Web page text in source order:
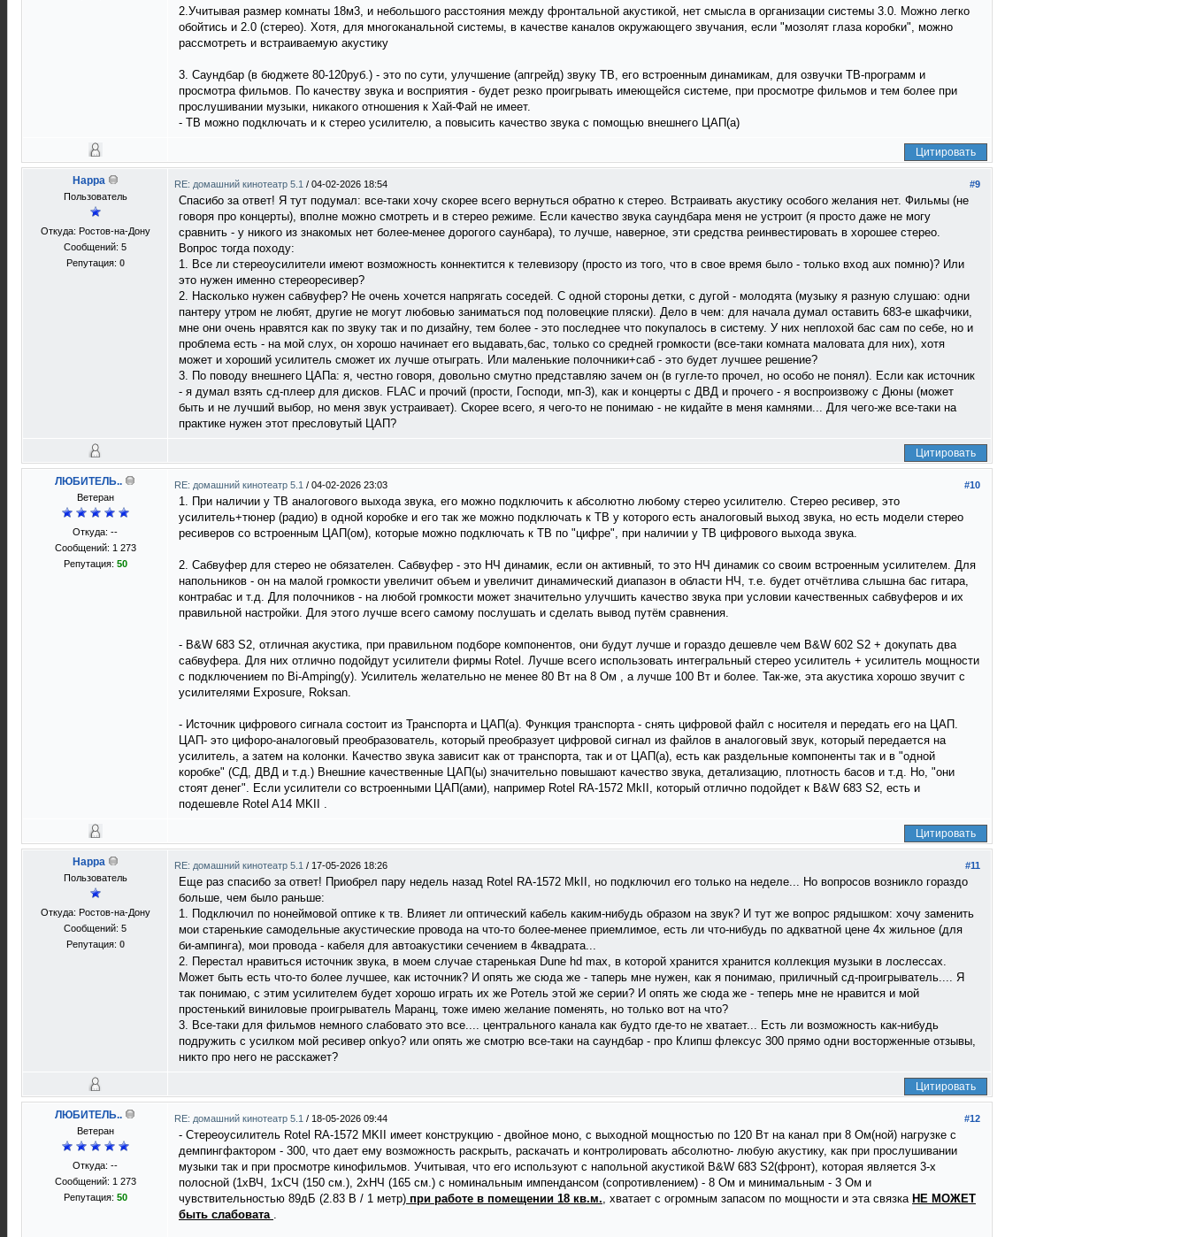
2.Учитывая размер комнаты 18м3, и небольшого расстояния между фронтальной акустикой, нет смысла в организации системы 3.0. Можно легко
обойтись и 2.0 (стерео). Хотя, для многоканальной системы, в качестве каналов окружающего звучания, если "мозолят глаза коробки", можно
рассмотреть и встраиваемую акустику
3. Саундбар (в бюджете 80-120руб.) - это по сути, улучшение (апгрейд) звуку ТВ, его встроенным динамикам, для озвучки ТВ-программ и
просмотра фильмов. По качеству звука и восприятия - будет резко проигрывать имеющейся системе, при просмотре фильмов и тем более при
прослушивании музыки, никакого отношения к Хай-Фай не имеет.
- ТВ можно подключать и к стерео усилителю, а повысить качество звука с помощью внешнего ЦАП(а)
Цитировать
Happa
Пользователь
Откуда: Ростов-на-Дону
Сообщений: 5
Репутация: 0
#9
RE: домашний кинотеатр 5.1 / 04-02-2026 18:54
Спасибо за ответ! Я тут подумал: все-таки хочу скорее всего вернуться обратно к стерео. Встраивать акустику особого желания нет. Фильмы (не
говоря про концерты), вполне можно смотреть и в стерео режиме. Если качество звука саундбара меня не устроит (я просто даже не могу
сравнить - у никого из знакомых нет более-менее дорогого саунбара), то лучше, наверное, эти средства реинвестировать в хорошее стерео.
Вопрос тогда походу:
1. Все ли стереоусилители имеют возможность коннектится к телевизору (просто из того, что в свое время было - только вход aux помню)? Или
это нужен именно стереоресивер?
2. Насколько нужен сабвуфер? Не очень хочется напрягать соседей. С одной стороны детки, с дугой - молодята (музыку я разную слушаю: одни
пантеру утром не любят, другие не могут любовью заниматься под половецкие пляски). Дело в чем: для начала думал оставить 683-е шкафчики,
мне они очень нравятся как по звуку так и по дизайну, тем более - это последнее что покупалось в систему. У них неплохой бас сам по себе, но и
проблема есть - на мой слух, он хорошо начинает его выдавать,бас, только со средней громкости (все-таки комната маловата для них), хотя
может и хороший усилитель сможет их лучше отыграть. Или маленькие полочники+саб - это будет лучшее решение?
3. По поводу внешнего ЦАПа: я, честно говоря, довольно смутно представляю зачем он (в гугле-то прочел, но особо не понял). Если как источник
- я думал взять сд-плеер для дисков. FLAC и прочий (прости, Господи, мп-3), как и концерты с ДВД и прочего - я воспроизвожу с Дюны (может
быть и не лучший выбор, но меня звук устраивает). Скорее всего, я чего-то не понимаю - не кидайте в меня камнями... Для чего-же все-таки на
практике нужен этот пресловутый ЦАП?
Цитировать
ЛЮБИТЕЛЬ..
Ветеран
Откуда: --
Сообщений: 1 273
Репутация: 50
#10
RE: домашний кинотеатр 5.1 / 04-02-2026 23:03
1. При наличии у ТВ аналогового выхода звука, его можно подключить к абсолютно любому стерео усилителю. Стерео ресивер, это
усилитель+тюнер (радио) в одной коробке и его так же можно подключать к ТВ у которого есть аналоговый выход звука, но есть модели стерео
ресиверов со встроенным ЦАП(ом), которые можно подключать к ТВ по "цифре", при наличии у ТВ цифрового выхода звука.
2. Сабвуфер для стерео не обязателен. Сабвуфер - это НЧ динамик, если он активный, то это НЧ динамик со своим встроенным усилителем. Для
напольников - он на малой громкости увеличит объем и увеличит динамический диапазон в области НЧ, т.е. будет отчётлива слышна бас гитара,
контрабас и т.д. Для полочников - на любой громкости может значительно улучшить качество звука при условии качественных сабвуферов и их
правильной настройки. Для этого лучше всего самому послушать и сделать вывод путём сравнения.
- B&W 683 S2, отличная акустика, при правильном подборе компонентов, они будут лучше и гораздо дешевле чем B&W 602 S2 + докупать два
сабвуфера. Для них отлично подойдут усилители фирмы Rotel. Лучше всего использовать интегральный стерео усилитель + усилитель мощности
с подключением по Bi-Аmping(у). Усилитель желательно не менее 80 Вт на 8 Ом , а лучше 100 Вт и более. Так-же, эта акустика хорошо звучит с
усилителями Еxposure, Roksan.
- Источник цифрового сигнала состоит из Транспорта и ЦАП(а). Функция транспорта - снять цифровой файл с носителя и передать его на ЦАП.
ЦАП- это цифоро-аналоговый преобразователь, который преобразует цифровой сигнал из файлов в аналоговый звук, который передается на
усилитель, а затем на колонки. Качество звука зависит как от транспорта, так и от ЦАП(а), есть как раздельные компоненты так и в "одной
коробке" (СД, ДВД и т.д.) Внешние качественные ЦАП(ы) значительно повышают качество звука, детализацию, плотность басов и т.д. Но, "они
стоят денег". Если усилители со встроенными ЦАП(ами), например Rotel RА-1572 MkII, который отлично подойдет к B&W 683 S2, есть и
подешевле Rotel A14 MKII .
Цитировать
Happa
Пользователь
Откуда: Ростов-на-Дону
Сообщений: 5
Репутация: 0
#11
RE: домашний кинотеатр 5.1 / 17-05-2026 18:26
Еще раз спасибо за ответ! Приобрел пару недель назад Rotel RА-1572 MkII, но подключил его только на неделе... Но вопросов возникло гораздо
больше, чем было раньше:
1. Подключил по нонеймовой оптике к тв. Влияет ли оптический кабель каким-нибудь образом на звук? И тут же вопрос рядышком: хочу заменить
мои старенькие самодельные акустические провода на что-то более-менее приемлимое, есть ли что-нибудь по адкватной цене 4х жильное (для
би-ампинга), мои провода - кабеля для автоакустики сечением в 4квадрата...
2. Перестал нравиться источник звука, в моем случае старенькая Dune hd max, в которой хранится хранится коллекция музыки в лослессах.
Может быть есть что-то более лучшее, как источник? И опять же сюда же - таперь мне нужен, как я понимаю, приличный сд-проигрыватель.... Я
так понимаю, с этим усилителем будет хорошо играть их же Ротель этой же серии? И опять же сюда же - теперь мне не нравится и мой
простенький виниловые проигрыватель Маранц, тоже имею желание поменять, но только вот на что?
3. Все-таки для фильмов немного слабовато это все.... центрального канала как будто где-то не хватает... Есть ли возможность как-нибудь
подружить с усилком мой ресивер onkyo? или опять же смотрю все-таки на саундбар - про Клипш флексус 300 прямо одни восторженные отзывы,
никто про него не расскажет?
Цитировать
ЛЮБИТЕЛЬ..
Ветеран
Откуда: --
Сообщений: 1 273
Репутация: 50
#12
RE: домашний кинотеатр 5.1 / 18-05-2026 09:44
- Стереоусилитель Rotel RA-1572 MKII имеет конструкцию - двойное моно, с выходной мощностью по 120 Вт на канал при 8 Ом(ной) нагрузке с
демпингфактором - 300, что дает ему возможность раскрыть, раскачать и контролировать абсолютно- любую акустику, как при прослушивании
музыки так и при просмотре кинофильмов. Учитывая, что его используют с напольной акустикой B&W 683 S2(фронт), которая является 3-х
полосной (1хВЧ, 1хСЧ (150 см.), 2хНЧ (165 см.) с номинальным импендансом (сопротивлением) - 8 Ом и минимальным - 3 Ом и
чувствительностью 89дБ (2.83 В / 1 метр) при работе в помещении 18 кв.м., хватает с огромным запасом по мощности и эта связка НЕ МОЖЕТ
быть слабовата .